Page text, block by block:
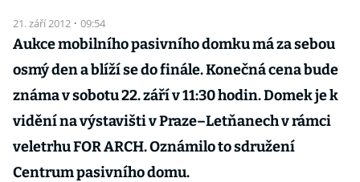
21. září 2012 · 09:54
Aukce mobilního pasivního domku má za sebou
osmý den a blíží se do finále. Konečná cena bude
známa v sobotu 22. září v 11:30 hodin. Domek je k
vidění na výstavišti v Praze–Letňanech v rámci
veletrhu FOR ARCH. Oznámilo to sdružení
Centrum pasivního domu.